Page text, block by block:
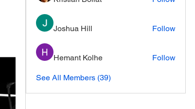
Joshua Hill Follow
Hemant Kolhe Follow
See All Members (39)